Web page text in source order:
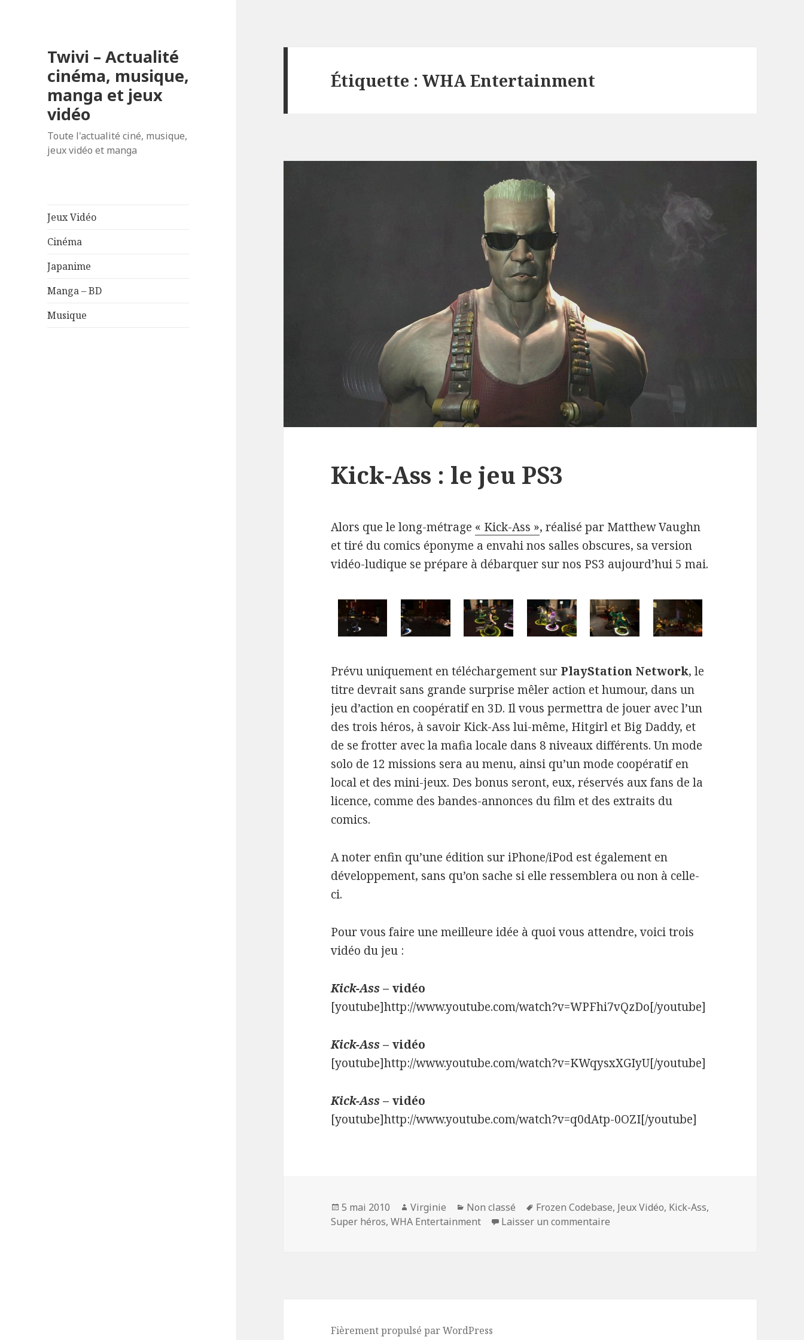
Twivi – Actualité
cinéma, musique,
manga et jeux
vidéo
Toute l'actualité ciné, musique,
jeux vidéo et manga
Jeux Vidéo
Cinéma
Japanime
Manga – BD
Musique
Étiquette :WHA Entertainment
Kick-Ass : le jeu PS3
Alors que le long-métrage « Kick-Ass », réalisé par Matthew Vaughn
et tiré du comics éponyme a envahi nos salles obscures, sa version
vidéo-ludique se prépare à débarquer sur nos PS3 aujourd’hui 5 mai.
Prévu uniquement en téléchargement sur PlayStation Network, le
titre devrait sans grande surprise mêler action et humour, dans un
jeu d’action en coopératif en 3D. Il vous permettra de jouer avec l’un
des trois héros, à savoir Kick-Ass lui-même, Hitgirl et Big Daddy, et
de se frotter avec la mafia locale dans 8 niveaux différents. Un mode
solo de 12 missions sera au menu, ainsi qu’un mode coopératif en
local et des mini-jeux. Des bonus seront, eux, réservés aux fans de la
licence, comme des bandes-annonces du film et des extraits du
comics.
A noter enfin qu’une édition sur iPhone/iPod est également en
développement, sans qu’on sache si elle ressemblera ou non à celle-
ci.
Pour vous faire une meilleure idée à quoi vous attendre, voici trois
vidéo du jeu :
Kick-Ass– vidéo
[youtube]http://www.youtube.com/watch?v=WPFhi7vQzDo[/youtube]
Kick-Ass– vidéo
[youtube]http://www.youtube.com/watch?v=KWqysxXGIyU[/youtube]
Kick-Ass– vidéo
[youtube]http://www.youtube.com/watch?v=q0dAtp-0OZI[/youtube]
Publié
le
5 mai 2010 Auteur
Virginie Catégories
Non classé
Mots-
clés
Frozen Codebase, Jeux Vidéo, Kick-Ass,
Super héros,WHA Entertainment Laisser un commentaire
Fièrement propulsé par WordPress